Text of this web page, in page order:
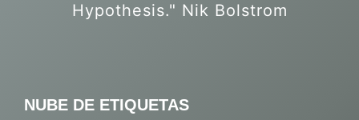
Hypothesis." Nik Bolstrom
NUBE DE ETIQUETAS